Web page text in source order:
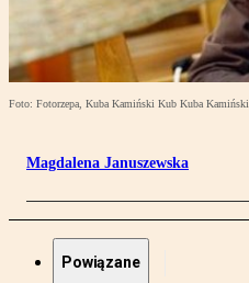
Foto: Fotorzepa, Kuba Kamiński Kub Kuba Kamiński
Magdalena Januszewska
Powiązane